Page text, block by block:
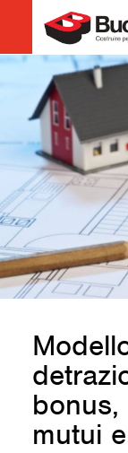
HOME
COSTRUIRE
CHI SIAMO
COSA
IMPEGNO
CASE
NEWS
RICERCA
bonus,
mutui